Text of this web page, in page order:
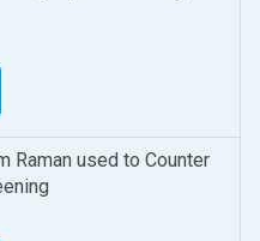
Raman used to Counter